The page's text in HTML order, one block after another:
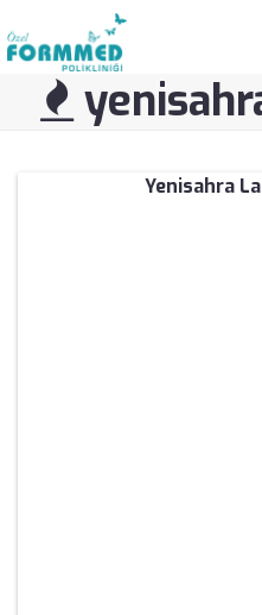
Yenisahra